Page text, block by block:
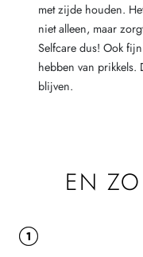
met zijde houden.
niet alleen, maar
Selfcare dus! Ook
hebben van
blijven.
EN